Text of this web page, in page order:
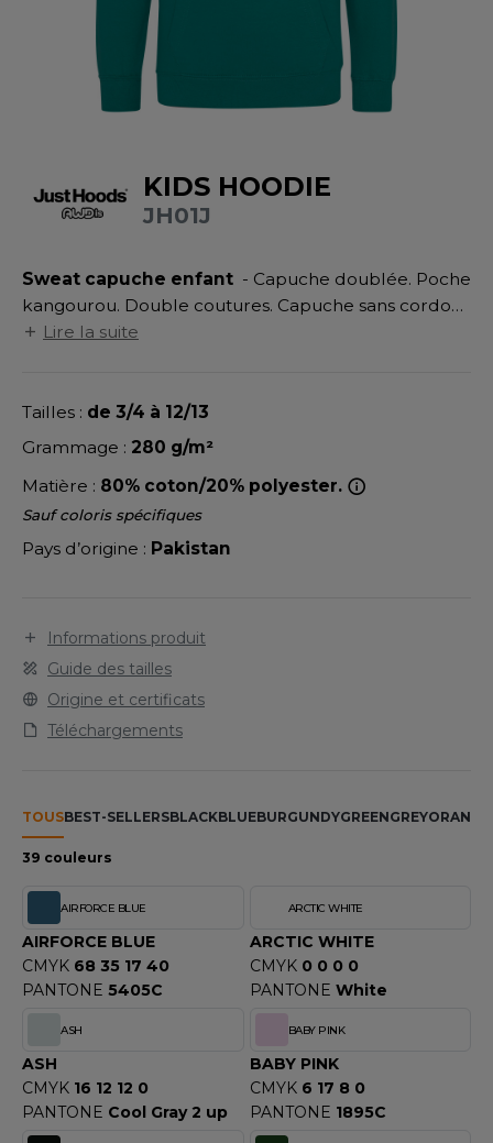
DE SERIE
MODULABLES
DE MAISON
IN EUROPE
LABEL / TEAR AWAY
SHOPPING
VETEMENTS
SHIRT
YOUR BRAND
SI ON L'APPELAIT FRANCIS
HALES
ROW
OF THE LOOM VINTAGE
- BLANKS
COOL
HOODS
VERTS
DE LA MER
ECORESPONSABLE
DEVENEZ REVENDEUR
KIDS HOODIE
JH01J
Sweat capuche enfant
kangourou. Double coutures. Capuche sans cordon.
Poignets et ourlet en bords côte. Intérieur en
Lire la suite
Tailles : de 3/4 à 12/13
Grammage : 280 g/m²
Matière : 80% coton/20% polyester.
Sauf coloris spécifiques
Pays d’origine : Pakistan
Informations produit
Guide des tailles
Origine et certificats
Téléchargements
TOUSBEST-SELLERSBLACKBLUEBURGUNDYGREENGREYORANGE
39 couleurs
AIRFORCE BLUE
AIRFORCE BLUE
CMYK 68 35 17 40
PANTONE 5405C
ARCTIC WHITE
ARCTIC WHITE
CMYK 0 0 0 0
PANTONE White
ASH
ASH
CMYK 16 12 12 0
PANTONE Cool Gray 2 up
BABY PINK
BABY PINK
CMYK 6 17 8 0
PANTONE 1895C